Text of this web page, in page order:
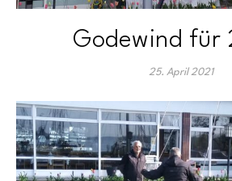
Godewind für
25. April 2021